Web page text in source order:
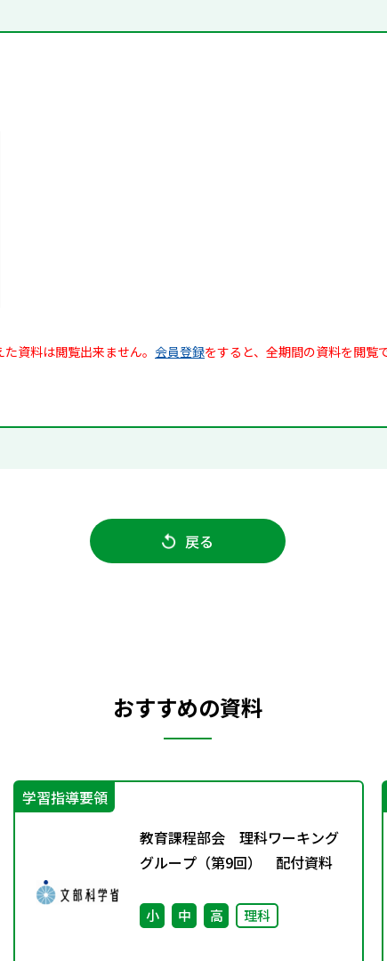
資料は閲覧出来ません。 会員登録をすると、全期間の資料を閲覧
戻る
おすすめの資料
学習指導要領
教育課程部会 理科ワーキング
グループ（第9回） 配付資料
小 中 高 理科